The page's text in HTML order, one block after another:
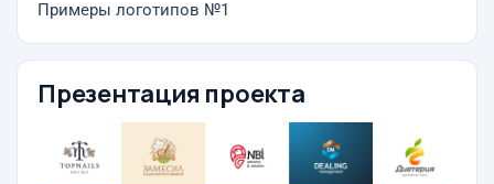
Примеры логотипов №1
Презентация проекта